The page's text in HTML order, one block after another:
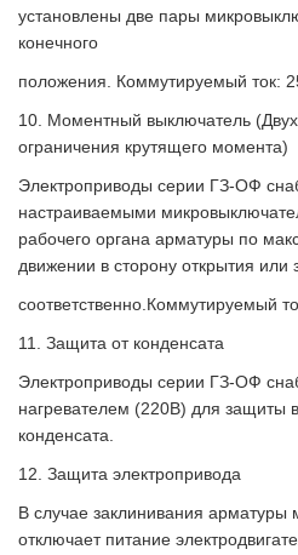
установлены две пары
конечного
положения. Коммутируемый ток:
10. Моментный выключатель
ограничения крутящего момента)
Электроприводы серии ГЗ-ОФ
настраиваемыми
рабочего органа арматуры по
движении в сторону открытия или
соответственно.Коммутируемый
11. Защита от конденсата
Электроприводы серии ГЗ-ОФ
нагревателем (220В) для защиты
конденсата.
12. Защита электропривода
В случае заклинивания
отключает питание